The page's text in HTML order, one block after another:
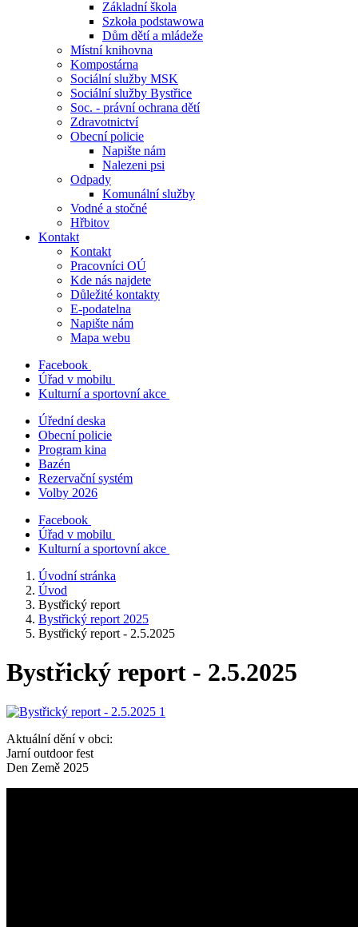
Základní škola
Szkoła podstawowa
Dům dětí a mládeže
Místní knihovna
Kompostárna
Sociální služby MSK
Sociální služby Bystřice
Soc. - právní ochrana dětí
Zdravotnictví
Obecní policie
Napište nám
Nalezeni psi
Odpady
Komunální služby
Vodné a stočné
Hřbitov
Kontakt
Kontakt
Pracovníci OÚ
Kde nás najdete
Důležité kontakty
E-podatelna
Napište nám
Mapa webu
Facebook
Úřad v mobilu
Kulturní a sportovní akce
Úřední deska
Obecní policie
Program kina
Bazén
Rezervační systém
Volby 2026
Facebook
Úřad v mobilu
Kulturní a sportovní akce
Úvodní stránka
Úvod
Bystřický report
Bystřický report 2025
Bystřický report - 2.5.2025
Bystřický report - 2.5.2025
Aktuální dění v obci:
Jarní outdoor fest
Den Země 2025